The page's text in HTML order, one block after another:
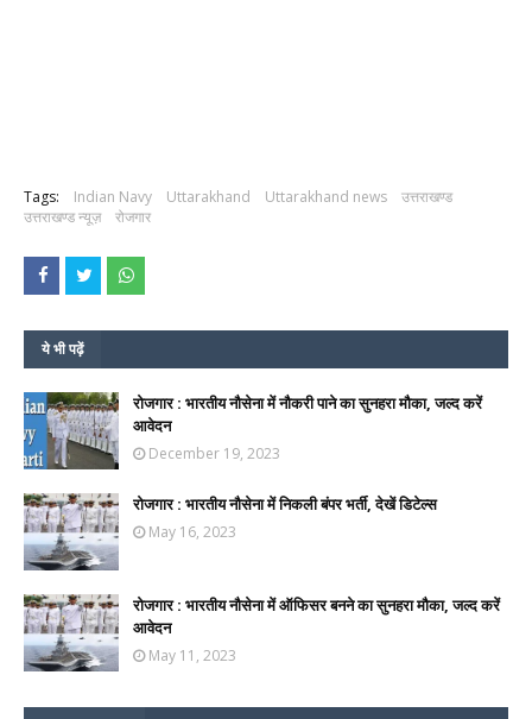
Tags: Indian Navy Uttarakhand Uttarakhand news
उत्तराखण्ड
उत्तराखण्ड न्यूज़
रोजगार
ये भी पढ़ें
रोजगार : भारतीय नौसेना में नौकरी पाने का सुनहरा मौका, जल्द करें
आवेदन
December 19, 2023
रोजगार : भारतीय नौसेना में निकली बंपर भर्ती, देखें डिटेल्स
May 16, 2023
रोजगार : भारतीय नौसेना में ऑफिसर बनने का सुनहरा मौका, जल्द करें
आवेदन
May 11, 2023